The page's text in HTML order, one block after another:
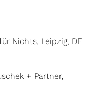
Nichts, Leipzig, DE
+ Partner,